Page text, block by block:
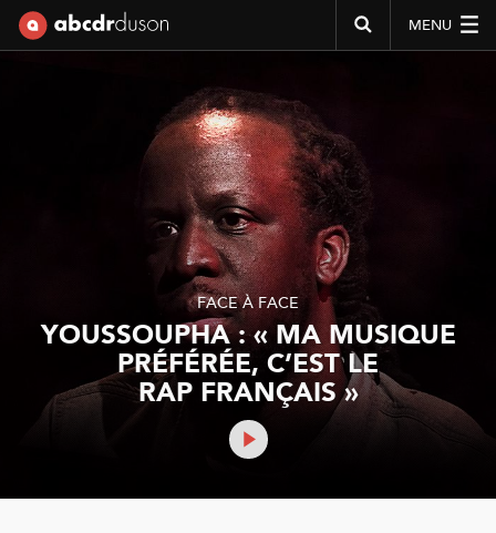
MENU
FACE À FACE
YOUSSOUPHA : « MA MUSIQUE
PRÉFÉRÉE, C’EST LE
RAP FRANÇAIS »